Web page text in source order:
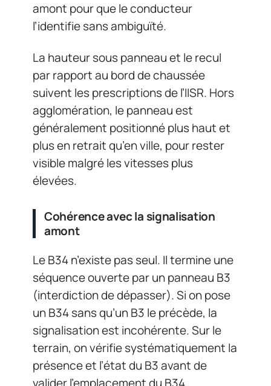
amont pour que le conducteur
l’identifie sans ambiguïté.
La hauteur sous panneau et le recul
par rapport au bord de chaussée
suivent les prescriptions de l’IISR. Hors
agglomération, le panneau est
généralement positionné plus haut et
plus en retrait qu’en ville, pour rester
visible malgré les vitesses plus
élevées.
Cohérence avec la signalisation
amont
Le B34 n’existe pas seul. Il termine une
séquence ouverte par un panneau B3
(interdiction de dépasser). Si on pose
un B34 sans qu’un B3 le précède, la
signalisation est incohérente. Sur le
terrain, on vérifie systématiquement la
présence et l’état du B3 avant de